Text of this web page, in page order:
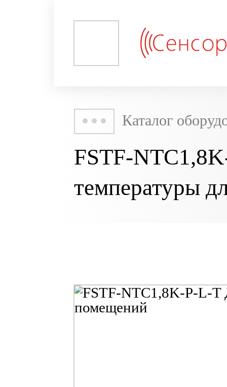
Каталог
FSTF-
температуры